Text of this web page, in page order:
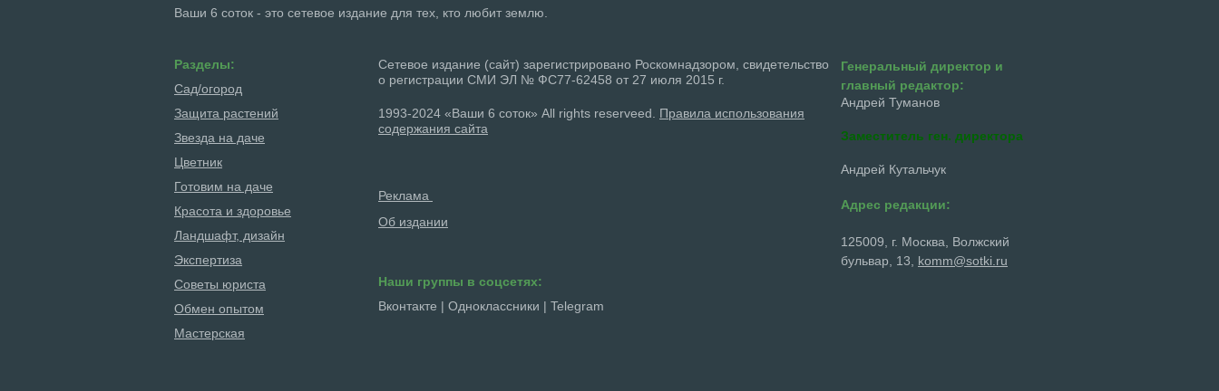
Ваши 6 соток - это сетевое издание для тех, кто любит землю.
Разделы:
Сад/огород
Защита растений
Звезда на даче
Цветник
Готовим на даче
Красота и здоровье
Ландшафт, дизайн
Экспертиза
Советы юриста
Обмен опытом
Мастерская
Сетевое издание (сайт) зарегистрировано Роскомнадзором, свидетельство
о регистрации СМИ ЭЛ № ФС77-62458 от 27 июля 2015 г.
1993-2024 «Ваши 6 соток» All rights reserveed. Правила использования
содержания сайта
Реклама
Об издании
Наши группы в соцсетях:
Вконтакте | Одноклассники | Telegram
Генеральный директор и
главный редактор:
Андрей Туманов
Заместитель ген. директора
Андрей Кутальчук
Адрес редакции:
125009, г. Москва, Волжский
бульвар, 13, komm@sotki.ru